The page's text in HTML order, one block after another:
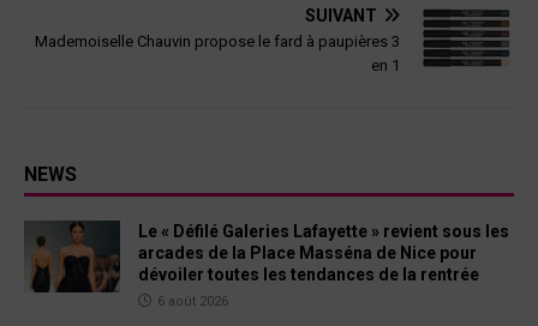
SUIVANT
Mademoiselle Chauvin propose le fard à paupières 3
en 1
NEWS
Le « Défilé Galeries Lafayette » revient sous les
arcades de la Place Masséna de Nice pour
dévoiler toutes les tendances de la rentrée
6 août 2026